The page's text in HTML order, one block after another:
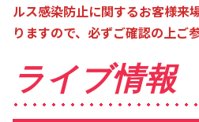
ルス感染防止に関するお客様来
りますので、必ずご確認の上ご
ライブ情報